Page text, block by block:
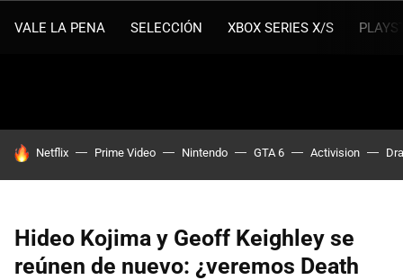
VALE LA PENA SELECCIÓN XBOX SERIES X/S
HOY SE HABLA DE
Netflix Prime Video Nintendo GTA 6 Activision
Hideo Kojima y Geoff Keighley se
reúnen de nuevo: ¿veremos Death